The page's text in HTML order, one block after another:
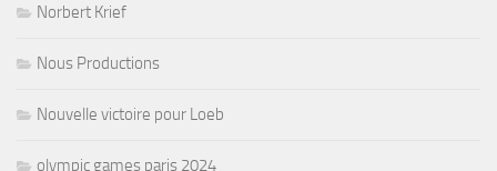
Norbert Krief
Nous Productions
Nouvelle victoire pour Loeb
olympic games paris 2024